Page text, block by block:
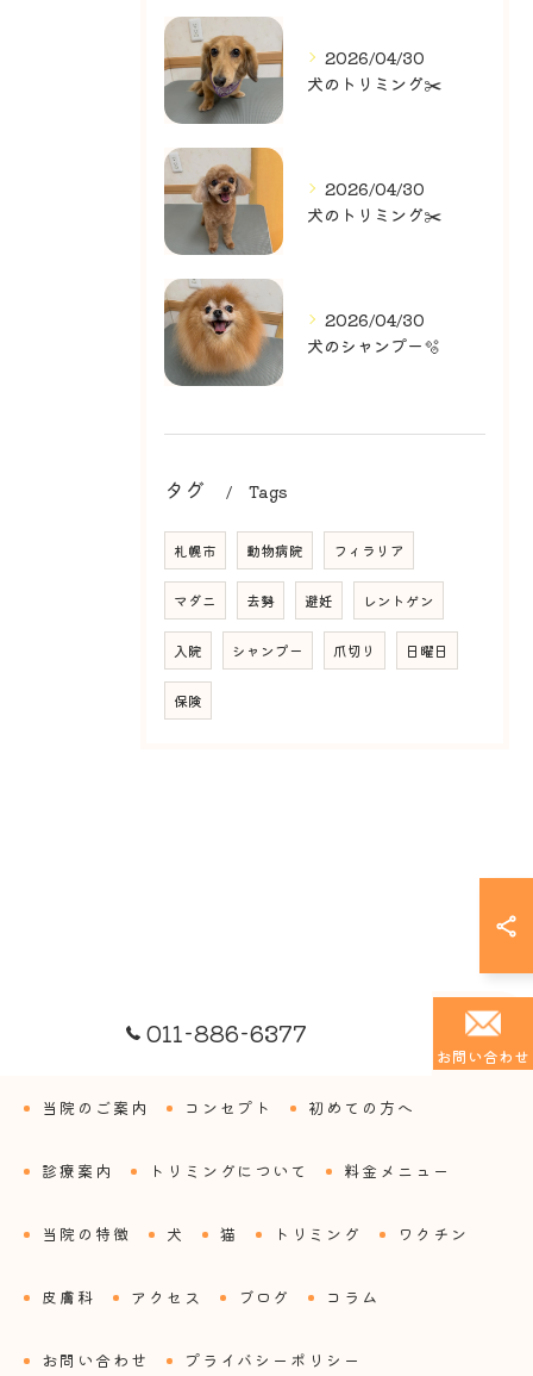
2026/04/30
犬のトリミング✂️
2026/04/30
犬のトリミング✂️
2026/04/30
犬のシャンプー🫧
タグ Tags
札幌市 動物病院 フィラリア
マダニ 去勢 避妊 レントゲン
入院 シャンプー 爪切り 日曜日
保険
011-886-6377
お問い合わせ
当院のご案内 コンセプト 初めての方へ
診療案内 トリミングについて 料金メニュー
当院の特徴 犬 猫 トリミング ワクチン
皮膚科 アクセス ブログ コラム
お問い合わせ プライバシーポリシー